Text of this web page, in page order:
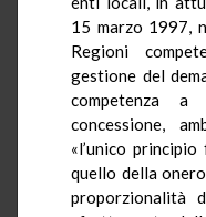
15 marzo 1997,
Regioni
gestione del
competenza
concessione,
«l’unico
quello della
proporzionalità